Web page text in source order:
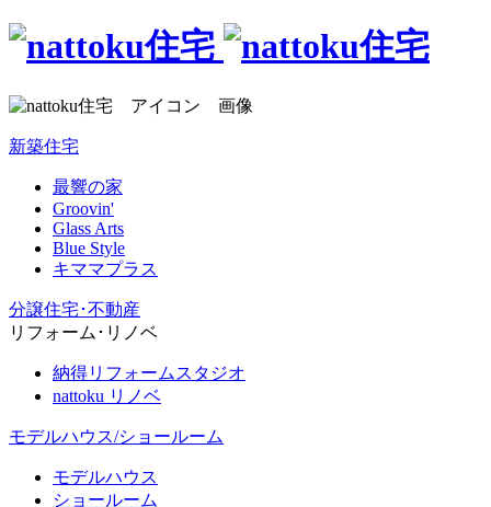
新築住宅
最響の家
Groovin'
Glass Arts
Blue Style
キママプラス
分譲住宅･不動産
リフォーム･リノベ
納得リフォームスタジオ
nattoku リノベ
モデルハウス/ショールーム
モデルハウス
ショールーム